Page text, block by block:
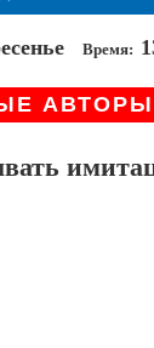
Время: